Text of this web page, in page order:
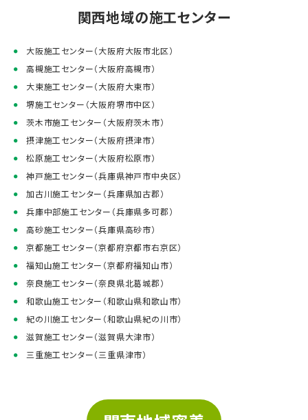
関西地域の施工センター
大阪施工センター（大阪府大阪市北区）
高槻施工センター（大阪府高槻市）
大東施工センター（大阪府大東市）
堺施工センター（大阪府堺市中区）
茨木市施工センター（大阪府茨木市）
摂津施工センター（大阪府摂津市）
松原施工センター（大阪府松原市）
神戸施工センター（兵庫県神戸市中央区）
加古川施工センター（兵庫県加古郡）
兵庫中部施工センター（兵庫県多可郡）
高砂施工センター（兵庫県高砂市）
京都施工センター（京都府京都市右京区）
福知山施工センター（京都府福知山市）
奈良施工センター（奈良県北葛城郡）
和歌山施工センター（和歌山県和歌山市）
紀の川施工センター（和歌山県紀の川市）
滋賀施工センター（滋賀県大津市）
三重施工センター（三重県津市）